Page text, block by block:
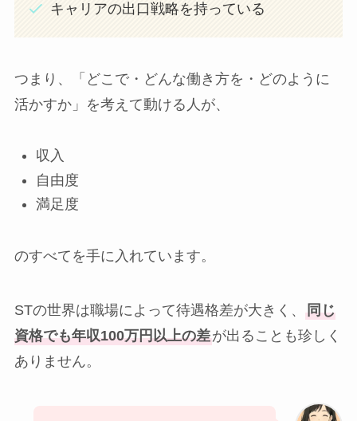
キャリアの出口戦略を持っている
つまり、「どこで・どんな働き方を・どのように
活かすか」を考えて動ける人が、
収入
自由度
満足度
のすべてを手に入れています。
STの世界は職場によって待遇格差が大きく、 同じ
資格でも年収100万円以上の差が出ることも珍しく
ありません。